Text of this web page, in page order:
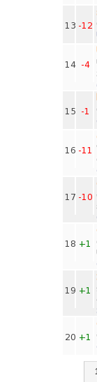
13 -12
14 -4
15 -1
16 -11
17 -10
18 +1
19 +1
20 +1